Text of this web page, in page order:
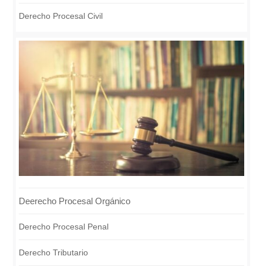
Derecho Procesal Civil
Deerecho Procesal Orgánico
Derecho Procesal Penal
Derecho Tributario